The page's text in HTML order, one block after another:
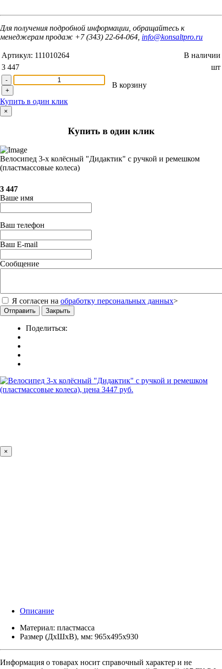
Для получения подробной информации, обращайтесь к
менеджерам продаж +7 (343) 22-64-064, info@konsaltpro.ru
Артикул: 111010264
В наличии
3 447
шт
-
+
В корзину
Купить в один клик
×
Купить в один клик
Велосипед 3-х колёсный "Дидактик" с ручкой и ремешком
(пластмассовые колеса)
3 447
Ваше имя
Ваш телефон
Ваш E-mail
Сообщение
Я согласен на обработку персональных данных>
Отправить Закрыть
Поделиться:
×
Описание
Материал: пластмасса
Размер (ДхШхВ), мм: 965х495х930
Информация о товарах носит справочный характер и не